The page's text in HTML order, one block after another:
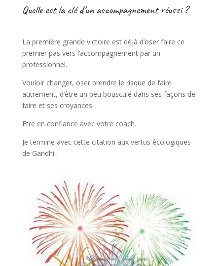
Quelle est la clé d’un accompagnement réussi ?
La première grande victoire est déjà d’oser faire ce
premier pas vers l’accompagnement par un
professionnel.
Vouloir changer, oser prendre le risque de faire
autrement, d’être un peu bousculé dans ses façons de
faire et ses croyances.
Etre en confiance avec votre coach.
Je termine avec cette citation aux vertus écologiques
de Gandhi :